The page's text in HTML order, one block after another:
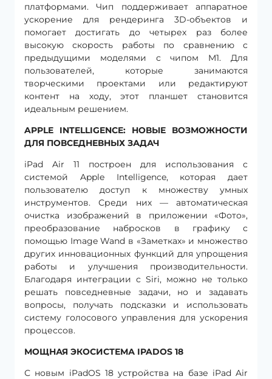
платформами. Чип поддерживает аппаратное
ускорение для рендеринга 3D-объектов и
помогает достигать до четырех раз более
высокую скорость работы по сравнению с
предыдущими моделями с чипом M1. Для
пользователей, которые занимаются
творческими проектами или редактируют
контент на ходу, этот планшет становится
идеальным решением.
APPLE INTELLIGENCE: НОВЫЕ ВОЗМОЖНОСТИ
ДЛЯ ПОВСЕДНЕВНЫХ ЗАДАЧ
iPad Air 11 построен для использования с
системой Apple Intelligence, которая дает
пользователю доступ к множеству умных
инструментов. Среди них — автоматическая
очистка изображений в приложении «Фото»,
преобразование набросков в графику с
помощью Image Wand в «Заметках» и множество
других инновационных функций для упрощения
работы и улучшения производительности.
Благодаря интеграции с Siri, можно не только
решать повседневные задачи, но и задавать
вопросы, получать подсказки и использовать
систему голосового управления для ускорения
процессов.
МОЩНАЯ ЭКОСИСТЕМА IPADOS 18
С новым iPadOS 18 устройства на базе iPad Air